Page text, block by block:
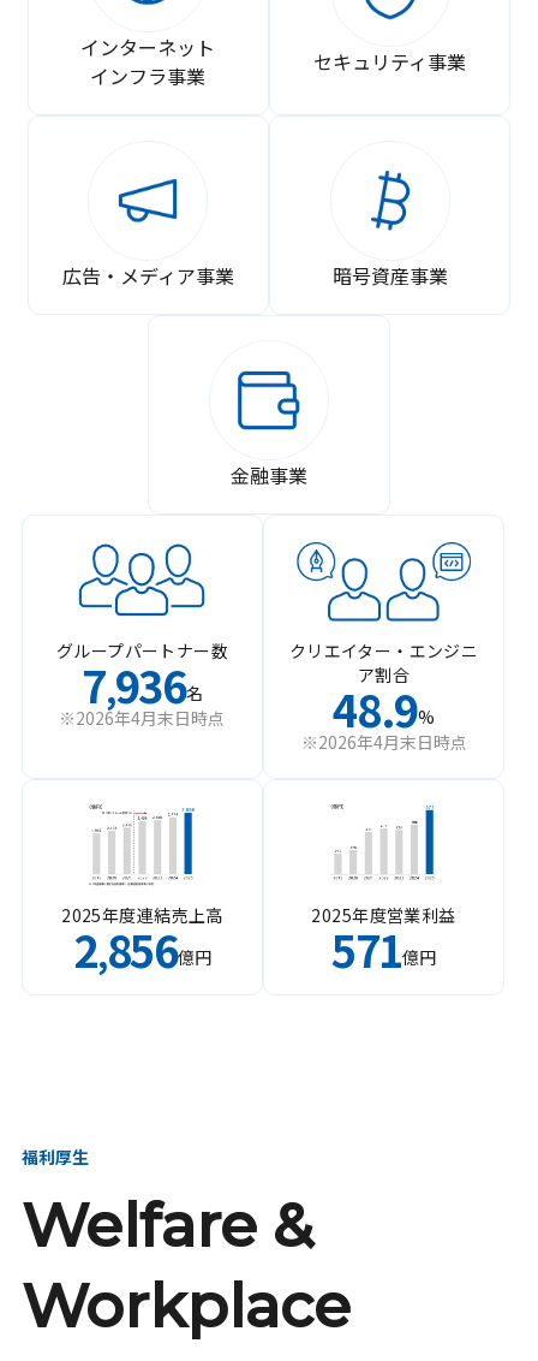
インターネット
インフラ事業
セキュリティ事業
広告・メディア事業
金融事業
暗号資産事業
グループパートナー数
7,936名
※2026年4月末日時点
クリエイター・エンジニ
ア割合
48.9%
※2026年4月末日時点
2025年度連結売上高
2,856億円
2025年度営業利益
571億円
福利厚生
Welfare &
Workplace